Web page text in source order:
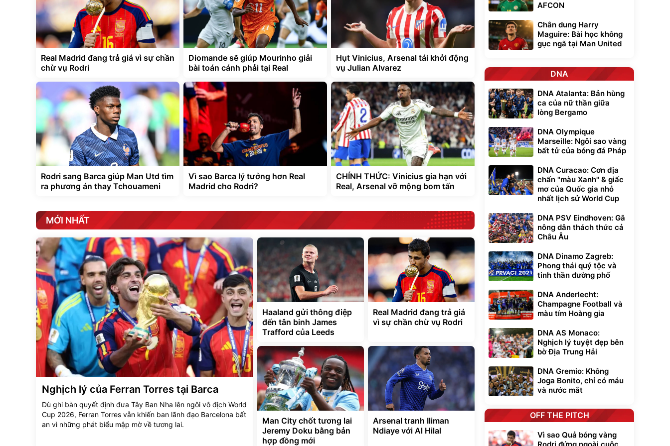
Real Madrid đang trả giá vì sự chần
chừ vụ Rodri
Diomande sẽ giúp Mourinho giải
bài toán cánh phải tại Real
Hụt Vinicius, Arsenal tái khởi động
vụ Julian Alvarez
Rodri sang Barca giúp Man Utd tìm
ra phương án thay Tchouameni
Vì sao Barca lý tưởng hơn Real
Madrid cho Rodri?
CHÍNH THỨC: Vinicius gia hạn với
Real, Arsenal vỡ mộng bom tấn
MỚI NHẤT
Nghịch lý của Ferran Torres tại Barca
Dù ghi bàn quyết định đưa Tây Ban Nha lên ngôi vô địch World
Cup 2026, Ferran Torres vẫn khiến ban lãnh đạo Barcelona bất
an vì những phát biểu mập mờ về tương lai.
Haaland gửi thông điệp
đến tân binh James
Trafford của Leeds
Real Madrid đang trả giá
vì sự chần chừ vụ Rodri
Man City chốt tương lai
Jeremy Doku bằng bản
hợp đồng mới
Arsenal tranh Iliman
Ndiaye với Al Hilal
AFCON
Chân dung Harry
Maguire: Bài học không
gục ngã tại Man United
DNA
DNA Atalanta: Bản hùng
ca của nữ thần giữa
lòng Bergamo
DNA Olympique
Marseille: Ngôi sao vàng
bất tử của bóng đá Pháp
DNA Curacao: Cơn địa
chấn "màu Xanh" & giấc
mơ của Quốc gia nhỏ
nhất lịch sử World Cup
DNA PSV Eindhoven: Gã
nông dân thách thức cả
Châu Âu
DNA Dinamo Zagreb:
Phong thái quý tộc và
tinh thần đường phố
DNA Anderlecht:
Champagne Football và
màu tím Hoàng gia
DNA AS Monaco:
Nghịch lý tuyệt đẹp bên
bờ Địa Trung Hải
DNA Gremio: Không
Joga Bonito, chỉ có máu
và nước mắt
OFF THE PITCH
Vì sao Quả bóng vàng